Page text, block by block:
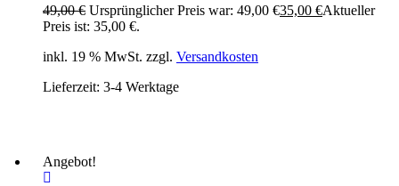
49,00€ Ursprünglicher Preis war: 49,00 €35,00 €Aktueller
Preis ist: 35,00 €.
inkl. 19 % MwSt. zzgl. Versandkosten
Lieferzeit: 3-4 Werktage
Angebot!